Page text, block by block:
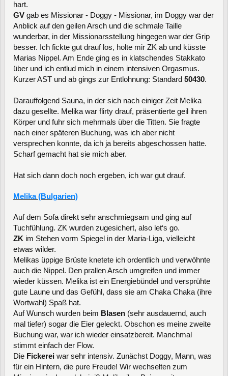
hart.
GV gab es Missionar - Doggy - Missionar, im Doggy war der
Anblick auf den geilen Arsch und die schmale Taille
wunderbar, in der Missionarsstellung hingegen war der Grip
besser. Ich fickte gut drauf los, holte mir ZK ab und küsste
Marias Nippel. Am Ende ging es in klatschendes Stakkato
über und ich entlud mich in einem intensiven Orgasmus.
Kurzer AST und ab gings zur Entlohnung: Standard 50430.
Darauffolgend Sauna, in der sich nach einiger Zeit Melika
dazu gesellte. Melika war flirty drauf, präsentierte geil ihren
Körper und fuhr sich mehrmals über die Titten. Sie fragte
nach einer späteren Buchung, was ich aber nicht
versprechen konnte, da ich ja bereits abgeschossen hatte.
Scharf gemacht hat sie mich aber.
Hat sich dann doch noch ergeben, ich war gut drauf.
Melika (Bulgarien)
Auf dem Sofa direkt sehr anschmiegsam und ging auf
Tuchfühlung. ZK wurden zugesichert, also let‘s go.
ZK im Stehen vorm Spiegel in der Maria-Liga, vielleicht
etwas wilder.
Melikas üppige Brüste knetete ich ordentlich und verwöhnte
auch die Nippel. Den prallen Arsch umgreifen und immer
wieder küssen. Melika ist ein Energiebündel und versprühte
gute Laune und das Gefühl, dass sie am Chaka Chaka (ihre
Wortwahl) Spaß hat.
Auf Wunsch wurden beim Blasen (sehr ausdauernd, auch
mal tiefer) sogar die Eier geleckt. Obschon es meine zweite
Buchung war, war ich wieder einsatzbereit. Manchmal
stimmt einfach der Flow.
Die Fickerei war sehr intensiv. Zunächst Doggy, Mann, was
für ein Hintern, die pure Freude! Wir wechselten zum